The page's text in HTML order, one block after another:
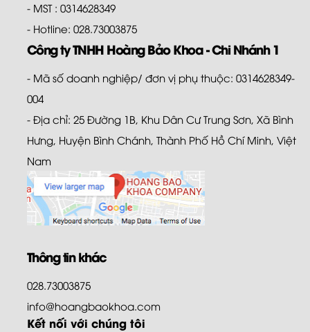
- MST : 0314628349
- Hotline: 028.73003875
Công ty TNHH Hoàng Bảo Khoa - Chi Nhánh 1
- Mã số doanh nghiệp/ đơn vị phụ thuộc: 0314628349-
004
- Địa chỉ: 25 Đường 1B, Khu Dân Cư Trung Sơn, Xã Bình
Hưng, Huyện Bình Chánh, Thành Phố Hồ Chí Minh, Việt
Nam
Thông tin khác
028.73003875
info@hoangbaokhoa.com
Kết nối với chúng tôi